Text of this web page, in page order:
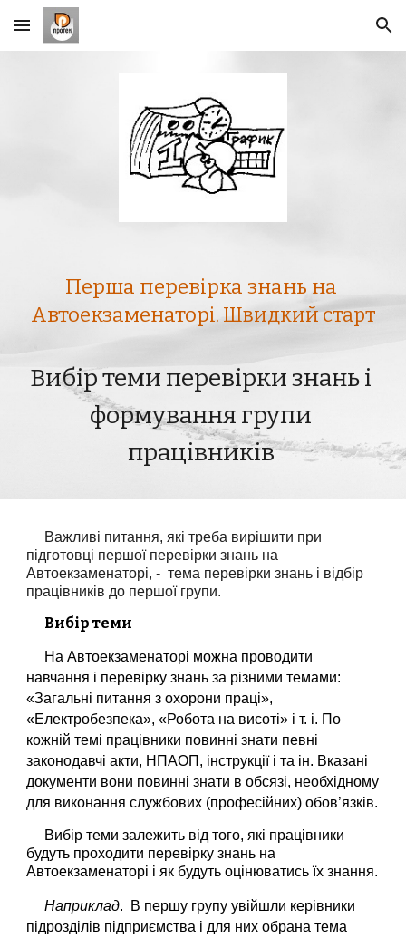
Skip to main content Skip to navigation
Перша перевірка знань на
Автоекзаменаторі. Швидкий старт
Вибір теми перевірки знань і
формування групи
працівників
Важливі питання, які треба вирішити при
підготовці першої перевірки знань на
Автоекзаменаторі, -  тема перевірки знань і відбір
працівників до першої групи.
Вибір теми
На Автоекзаменаторі можна проводити
навчання і перевірку знань за різними темами:
«Загальні питання з охорони праці»,
«Електробезпека», «Робота на висоті» і т. і. По
кожній темі працівники повинні знати певні
законодавчі акти, НПАОП, інструкції і та ін. Вказані
документи вони повинні знати в обсязі, необхідному
для виконання службових (професійних) обов’язків.
Вибір теми залежить від того, які працівники
будуть проходити перевірку знань на
Автоекзаменаторі і як будуть оцінюватись їх знання.
Наприклад.
В першу групу увійшли керівники
підрозділів підприємства і для них обрана тема